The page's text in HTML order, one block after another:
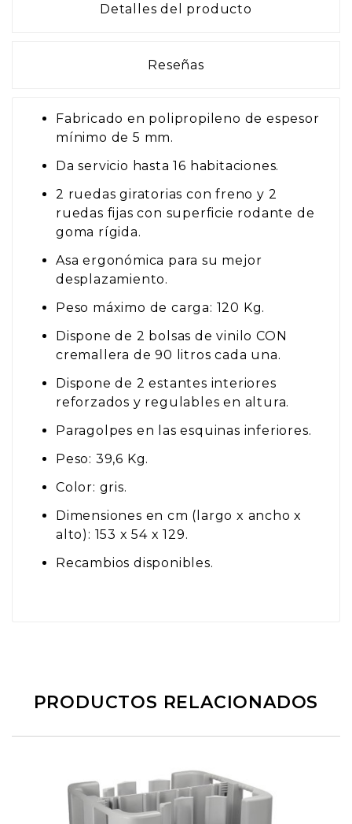
Detalles del producto
Reseñas
Fabricado en polipropileno de espesor
mínimo de 5 mm.
Da servicio hasta 16 habitaciones.
2 ruedas giratorias con freno y 2
ruedas fijas con superficie rodante de
goma rígida.
Asa ergonómica para su mejor
desplazamiento.
Peso máximo de carga: 120 Kg.
Dispone de 2 bolsas de vinilo CON
cremallera de 90 litros cada una.
Dispone de 2 estantes interiores
reforzados y regulables en altura.
Paragolpes en las esquinas inferiores.
Peso: 39,6 Kg.
Color: gris.
Dimensiones en cm (largo x ancho x
alto): 153 x 54 x 129.
Recambios disponibles.
PRODUCTOS RELACIONADOS